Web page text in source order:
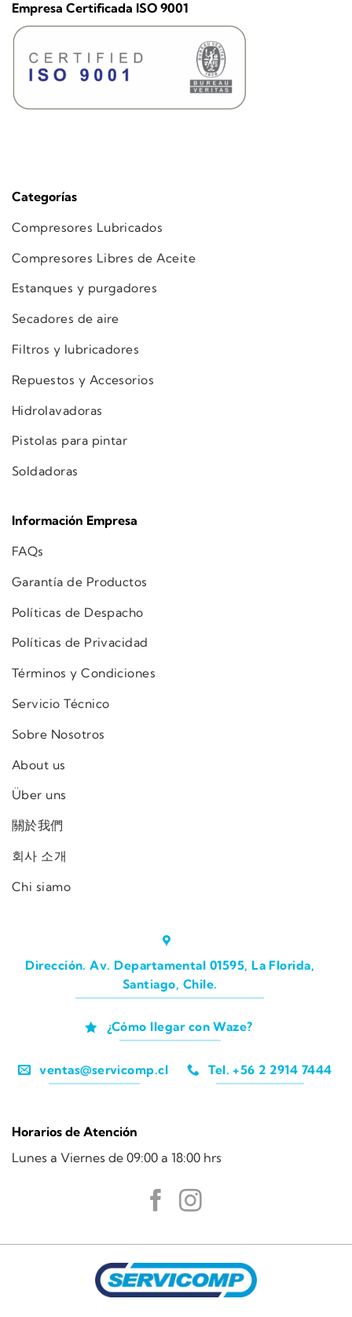
Categorías
Compresores Lubricados
Compresores Libres de Aceite
Estanques y purgadores
Secadores de aire
Filtros y lubricadores
Repuestos y Accesorios
Hidrolavadoras
Pistolas para pintar
Soldadoras
Información Empresa
FAQs
Garantía de Productos
Políticas de Despacho
Políticas de Privacidad
Términos y Condiciones
Servicio Técnico
Sobre Nosotros
About us
Über uns
關於我們
회사 소개
Chi siamo
Dirección. Av. Departamental 01595, La Florida,
Santiago, Chile.
¿Cómo llegar con Waze?
ventas@servicomp.cl Tel. +56 2 2914 7444
Horarios de Atención
Lunes a Viernes de 09:00 a 18:00 hrs
Empresa Certificada ISO 9001